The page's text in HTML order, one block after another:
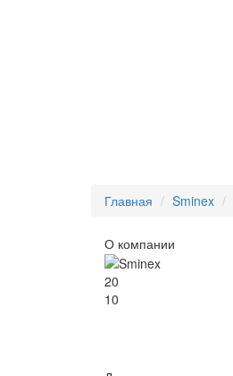
Главная Sminex
О компании
20
10